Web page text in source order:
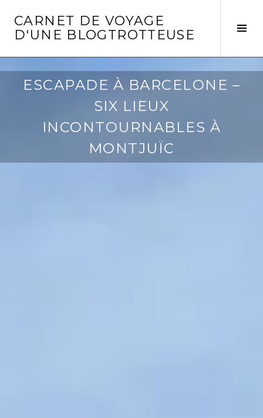
contenu
CARNET DE VOYAGE
D'UNE BLOGTROTTEUSE
ESCAPADE À BARCELONE –
SIX LIEUX
INCONTOURNABLES À
MONTJUÏC